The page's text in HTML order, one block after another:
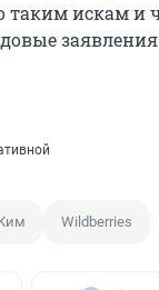
искам и
Wildberries